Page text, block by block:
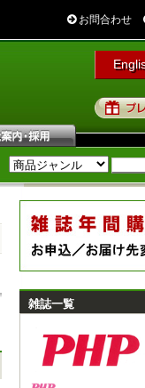
お問合わせ
雑誌一覧